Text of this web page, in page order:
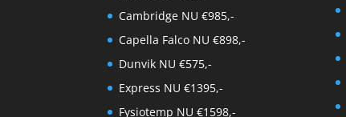
Cambridge NU €985,-
Capella Falco NU €898,-
Dunvik NU €575,-
Express NU €1395,-
Fysiotemp NU €1598,-